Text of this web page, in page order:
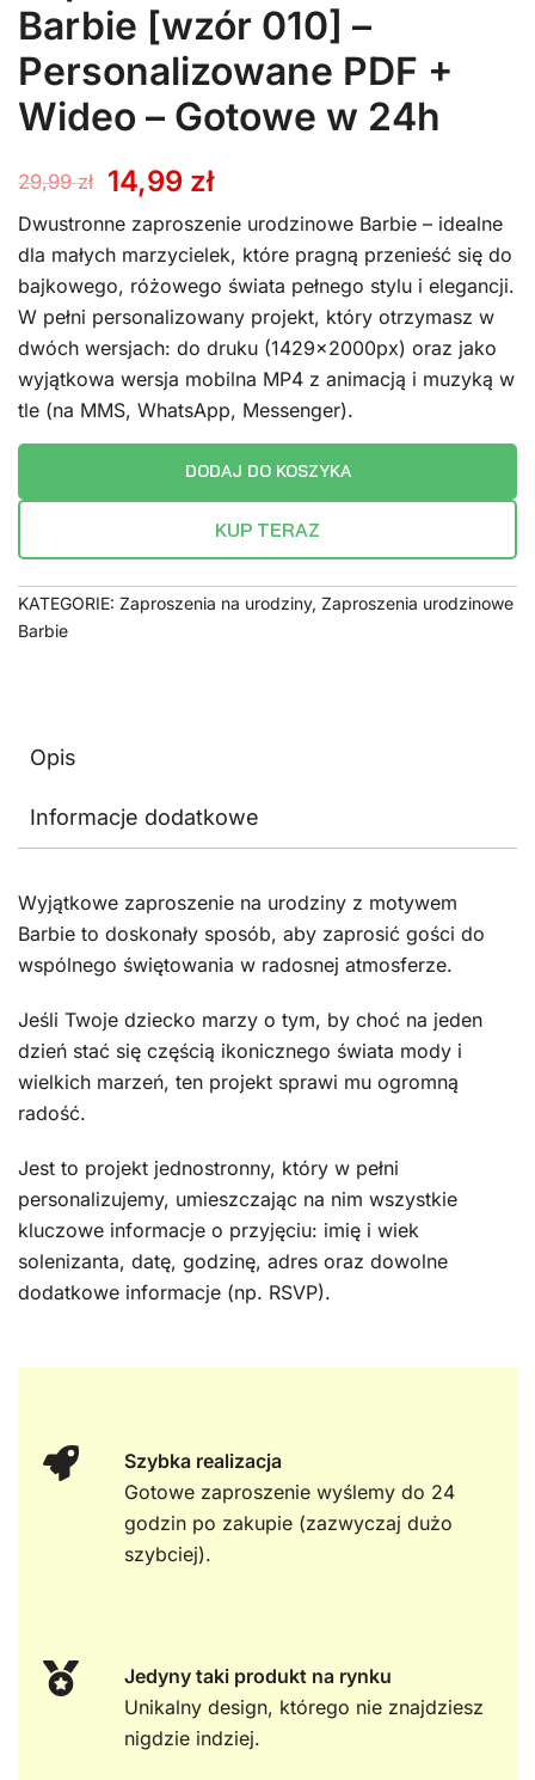
Barbie [wzór 010] –
Personalizowane PDF +
Wideo – Gotowe w 24h
29,99zł
Pierwotna
cena
wynosiła:
29,99 zł.
14,99 złAktualna
cena
wynosi:
14,99 zł.
Dwustronne zaproszenie urodzinowe Barbie – idealne
dla małych marzycielek, które pragną przenieść się do
bajkowego, różowego świata pełnego stylu i elegancji.
W pełni personalizowany projekt, który otrzymasz w
dwóch wersjach: do druku (1429x2000px) oraz jako
wyjątkowa wersja mobilna MP4 z animacją i muzyką w
tle (na MMS, WhatsApp, Messenger).
DODAJ DO KOSZYKA
KUP TERAZ
KATEGORIE: Zaproszenia na urodziny, Zaproszenia urodzinowe
Barbie
Opis
Informacje dodatkowe
Wyjątkowe zaproszenie na urodziny z motywem
Barbie to doskonały sposób, aby zaprosić gości do
wspólnego świętowania w radosnej atmosferze.
Jeśli Twoje dziecko marzy o tym, by choć na jeden
dzień stać się częścią ikonicznego świata mody i
wielkich marzeń, ten projekt sprawi mu ogromną
radość.
Jest to projekt jednostronny, który w pełni
personalizujemy, umieszczając na nim wszystkie
kluczowe informacje o przyjęciu: imię i wiek
solenizanta, datę, godzinę, adres oraz dowolne
dodatkowe informacje (np. RSVP).
Szybka realizacja
Gotowe zaproszenie wyślemy do 24
godzin po zakupie (zazwyczaj dużo
szybciej).
Jedyny taki produkt na rynku
Unikalny design, którego nie znajdziesz
nigdzie indziej.